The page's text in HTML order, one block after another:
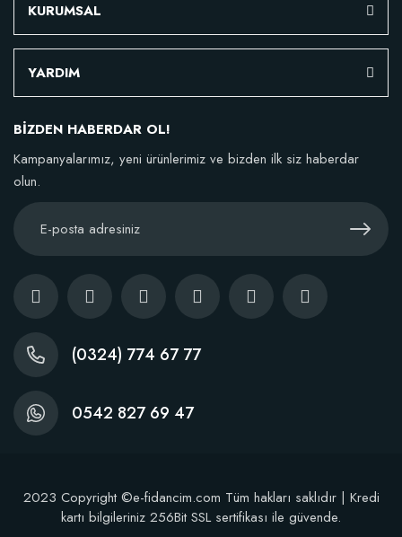
KURUMSAL
YARDIM
BİZDEN HABERDAR OL!
Kampanyalarımız, yeni ürünlerimiz ve bizden ilk siz haberdar
olun.
(0324) 774 67 77
0542 827 69 47
2023 Copyright ©e-fidancim.com Tüm hakları saklıdır | Kredi
kartı bilgileriniz 256Bit SSL sertifikası ile güvende.